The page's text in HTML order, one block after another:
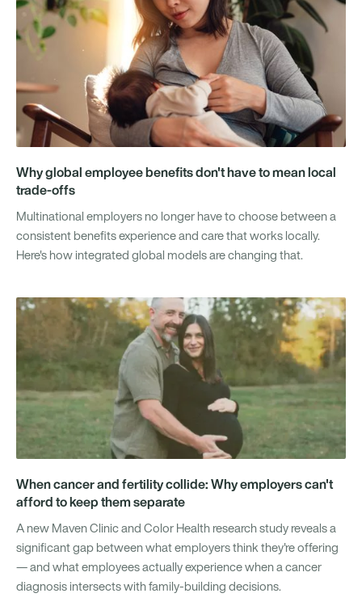
Why global employee benefits don't have to mean local
trade-offs
Multinational employers no longer have to choose between a
consistent benefits experience and care that works locally.
Here's how integrated global models are changing that.
When cancer and fertility collide: Why employers can't
afford to keep them separate
A new Maven Clinic and Color Health research study reveals a
significant gap between what employers think they're offering
— and what employees actually experience when a cancer
diagnosis intersects with family-building decisions.